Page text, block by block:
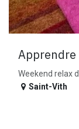
Apprendre
Weekend relax
Saint-Vith